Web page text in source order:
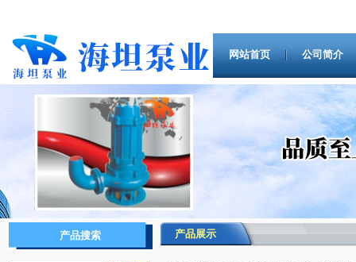
网站首页 公司简介
产品搜索 产品展示